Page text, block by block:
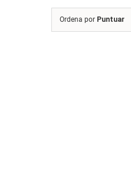
Ordena por Puntuar